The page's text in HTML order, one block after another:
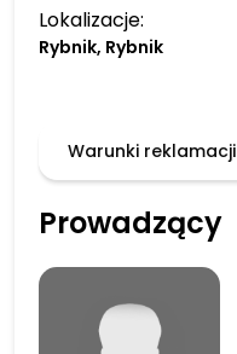
Lokalizacje:
Rybnik, Rybnik
Warunki reklamacji
Prowadzący